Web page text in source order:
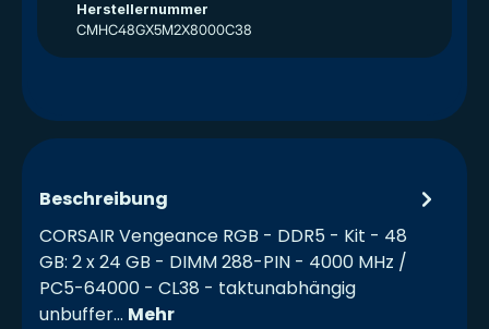
Herstellernummer
CMHC48GX5M2X8000C38
Beschreibung
CORSAIR Vengeance RGB - DDR5 - Kit - 48
GB: 2 x 24 GB - DIMM 288-PIN - 4000 MHz /
PC5-64000 - CL38 - taktunabhängig
unbuffer… Mehr